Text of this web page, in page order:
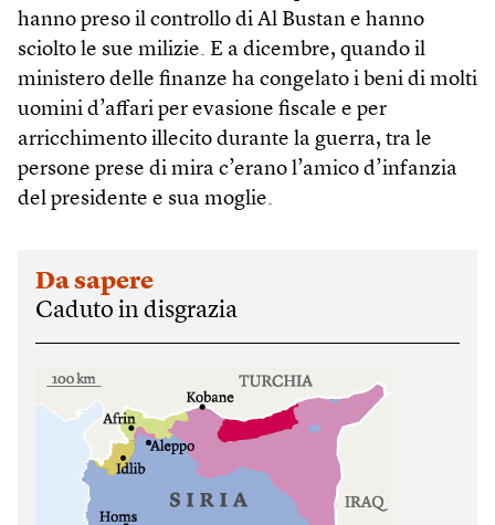
hanno preso il controllo di Al Bustan e hanno
sciolto le sue milizie. E a dicembre, quando il
ministero delle finanze ha congelato i beni di molti
uomini d’affari per evasione fiscale e per
arricchimento illecito durante la guerra, tra le
persone prese di mira c’erano l’amico d’infanzia
del presidente e sua moglie.
Da sapere
Caduto in disgrazia